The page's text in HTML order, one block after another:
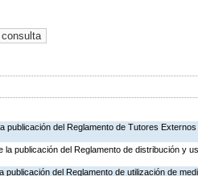
publicación del Reglamento de Tutores
publicación del Reglamento de distribución y
del Reglamento de utilización de